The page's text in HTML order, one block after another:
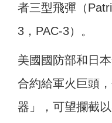
者三型飛彈（
3，PAC-3）。
美國國防部和日
合約給軍火巨頭
器」，可望攔截